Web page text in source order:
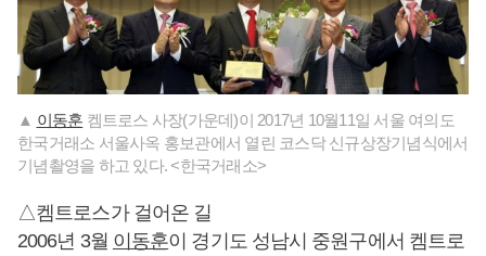
▲ 이동훈 켐트로스 사장(가운데)이 2017년 10월11일 서울 여의도
한국거래소 서울사옥 홍보관에서 열린 코스닥 신규상장기념식에서
기념촬영을 하고 있다. <한국거래소>
△켐트로스가 걸어온 길
2006년 3월 이동훈이 경기도 성남시 중원구에서 켐트로